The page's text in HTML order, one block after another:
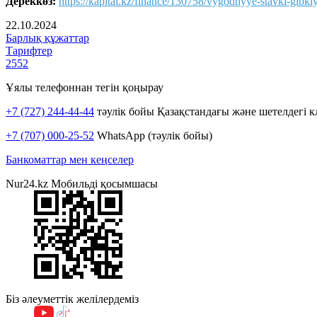
22.10.2024
Барлық құжаттар
Тарифтер
2552
Ұялы телефоннан тегін қоңырау
+7 (727) 244-44-44 тәулік бойы Қазақстандағы және шетелдегі
+7 (707) 000-25-52 WhatsApp (тәулік бойы)
Банкоматтар мен кеңселер
Nur24.kz Мобильді қосымшасы
Біз әлеуметтік желілердеміз